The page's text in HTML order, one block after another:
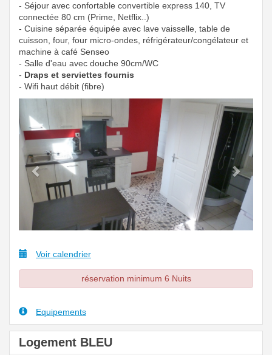
- Séjour avec confortable convertible express 140, TV
connectée 80 cm (Prime, Netflix..)
- Cuisine séparée équipée avec lave vaisselle, table de
cuisson, four, four micro-ondes, réfrigérateur/congélateur et
machine à café Senseo
- Salle d'eau avec douche 90cm/WC
- Draps et serviettes fournis
- Wifi haut débit (fibre)
Previous Next
Voir calendrier
réservation minimum 6 Nuits
Equipements
Logement BLEU